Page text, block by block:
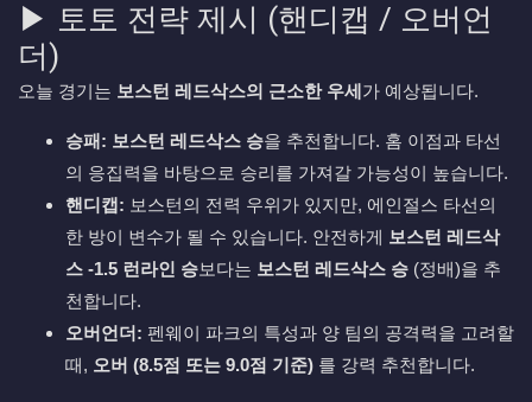
▶ 토토 전략 제시 (핸디캡 / 오버언
더)
오늘 경기는 보스턴 레드삭스의 근소한 우세가 예상됩니다.
승패: 보스턴 레드삭스 승을 추천합니다. 홈 이점과 타선
의 응집력을 바탕으로 승리를 가져갈 가능성이 높습니다.
핸디캡: 보스턴의 전력 우위가 있지만, 에인절스 타선의
한 방이 변수가 될 수 있습니다. 안전하게 보스턴 레드삭
스 -1.5 런라인 승보다는 보스턴 레드삭스 승 (정배)을 추
천합니다.
오버언더: 펜웨이 파크의 특성과 양 팀의 공격력을 고려할
때, 오버 (8.5점 또는 9.0점 기준) 를 강력 추천합니다.